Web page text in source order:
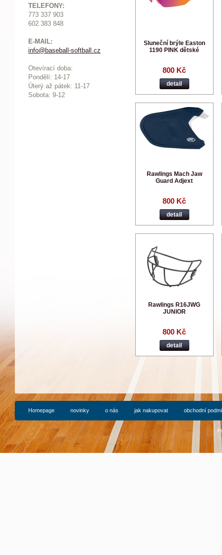
TELEFONY:
773 337 903
602 383 848
E-MAIL:
info@baseball-softball.cz
Otevírací doba:
Pondělí: 14-17
Úterý až pátek: 11-17
Sobota: 9-12
Sluneční brýle Easton
1190 PINK dětské
800 Kč
detail
Rawlings Mach Jaw
Guard Adjext
800 Kč
detail
Rawlings R16JWG
JUNIOR
800 Kč
detail
Homepage novinky o nás jak nakupovat obchodní